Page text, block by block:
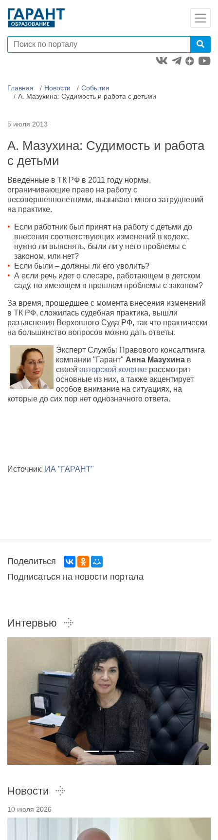
Главная Новости
События
А. Мазухина: Судимость и работа с детьми
5 июля 2013
А. Мазухина: Судимость и работа
с детьми
Введенные в ТК РФ в 2011 году нормы,
ограничивающие право на работу с
несовершеннолетними, вызывают много затруднений
на практике.
Если работник был принят на работу с детьми до
внесения соответствующих изменений в кодекс,
нужно ли выяснять, были ли у него проблемы с
законом, или нет?
Если были – должны ли его уволить?
А если речь идет о слесаре, работающем в детском
саду, но имеющем в прошлом проблемы с законом?
За время, прошедшее с момента внесения изменений
в ТК РФ, сложилась судебная практика, вышли
разъяснения Верховного Суда РФ, так что практически
на большинство вопросов можно дать ответы.
Эксперт Службы Правового консалтинга
компании "Гарант" Анна Мазухина в
своей авторской колонке рассмотрит
основные из них, а также акцентирует
особое внимание на ситуациях, на
которые до сих пор нет однозначного ответа.
Источник: ИА "ГАРАНТ"
Поделиться
Подписаться на новости портала
Интервью
Новости
10 июля 2026